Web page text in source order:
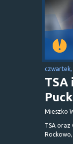
czwartek,
TSA
Mieszko
TSA oraz